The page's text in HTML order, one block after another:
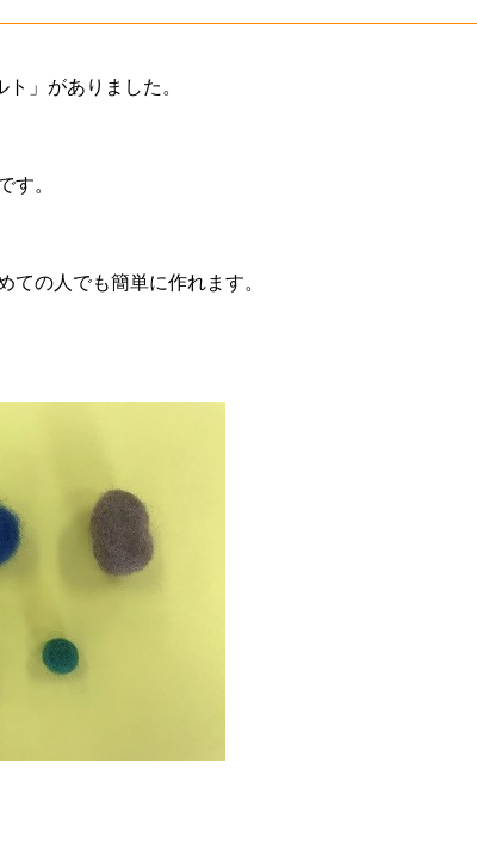
」がありました。
す。
ての人でも簡単に作れます。